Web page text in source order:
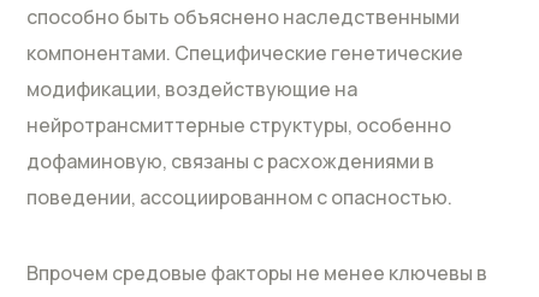
способно быть объяснено наследственными
компонентами. Специфические генетические
модификации, воздействующие на
нейротрансмиттерные структуры, особенно
дофаминовую, связаны с расхождениями в
поведении, ассоциированном с опасностью.
Впрочем средовые факторы не менее ключевы в